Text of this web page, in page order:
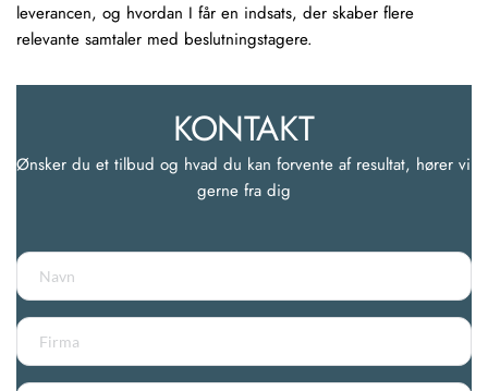
leverancen, og hvordan I får en indsats, der skaber flere
relevante samtaler med beslutningstagere.
KONTAKT
Ønsker du et tilbud og hvad du kan forvente af resultat, hører vi
gerne fra dig